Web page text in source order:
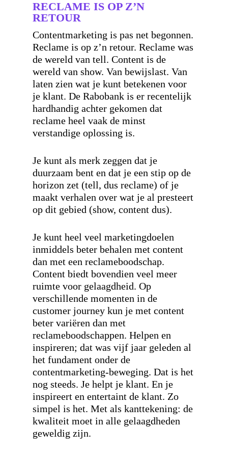
RECLAME IS OP Z’N
RETOUR
Contentmarketing is pas net begonnen.
Reclame is op z’n retour. Reclame was
de wereld van tell. Content is de
wereld van show. Van bewijslast. Van
laten zien wat je kunt betekenen voor
je klant. De Rabobank is er recentelijk
hardhandig achter gekomen dat
reclame heel vaak de minst
verstandige oplossing is.
Je kunt als merk zeggen dat je
duurzaam bent en dat je een stip op de
horizon zet (tell, dus reclame) of je
maakt verhalen over wat je al presteert
op dit gebied (show, content dus).
Je kunt heel veel marketingdoelen
inmiddels beter behalen met content
dan met een reclameboodschap.
Content biedt bovendien veel meer
ruimte voor gelaagdheid. Op
verschillende momenten in de
customer journey kun je met content
beter variëren dan met
reclameboodschappen. Helpen en
inspireren; dat was vijf jaar geleden al
het fundament onder de
contentmarketing-beweging. Dat is het
nog steeds. Je helpt je klant. En je
inspireert en entertaint de klant. Zo
simpel is het. Met als kanttekening: de
kwaliteit moet in alle gelaagdheden
geweldig zijn.